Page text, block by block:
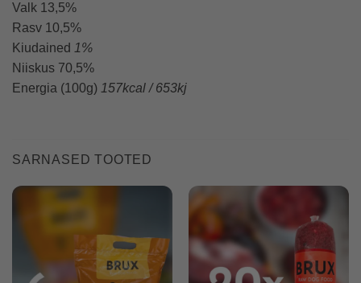
Valk 13,5%
Rasv 10,5%
Kiudained 1%
Niiskus 70,5%
Energia (100g) 157kcal / 653kj
SARNASED TOOTED